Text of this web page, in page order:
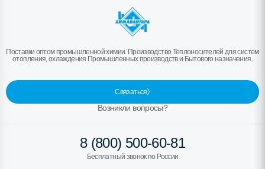
Поставки оптом промышленной химии. Производство Теплоносителей для систем
отопления, охлаждения Промышленных производств и Бытового назначения.
Связаться
Возникли вопросы?
8 (800) 500-60-81
Бесплатный звонок по России